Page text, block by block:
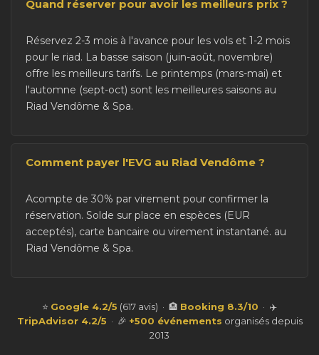
Quand réserver pour avoir les meilleurs prix ?
Réservez 2-3 mois à l'avance pour les vols et 1-2 mois
pour le riad. La basse saison (juin-août, novembre)
offre les meilleurs tarifs. Le printemps (mars-mai) et
l'automne (sept-oct) sont les meilleures saisons au
Riad Vendôme & Spa.
Comment payer l'EVG au Riad Vendôme ?
Acompte de 30% par virement pour confirmer la
réservation. Solde sur place en espèces (EUR
acceptés), carte bancaire ou virement instantané. au
Riad Vendôme & Spa.
⭐ Google 4.2/5 (617 avis) · 🏨 Booking 8.3/10 · ✈️
TripAdvisor 4.2/5 · 🎉 +500 événements organisés depuis
2013